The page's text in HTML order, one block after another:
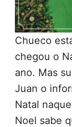
Chueco
chegou o
ano. Mas
Juan o
Natal
Noel sabe